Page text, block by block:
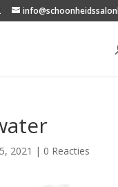
2021 | 0 Reacties